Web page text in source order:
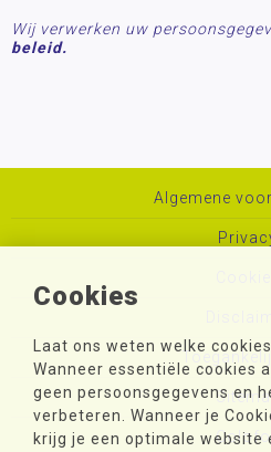
Cookies
Laat ons weten welke
Wanneer essentiële cookies
geen persoonsgegevens en
verbeteren. Wanneer je
krijg je een optimale website
Wij verwerken uw
beleid.
Algemene